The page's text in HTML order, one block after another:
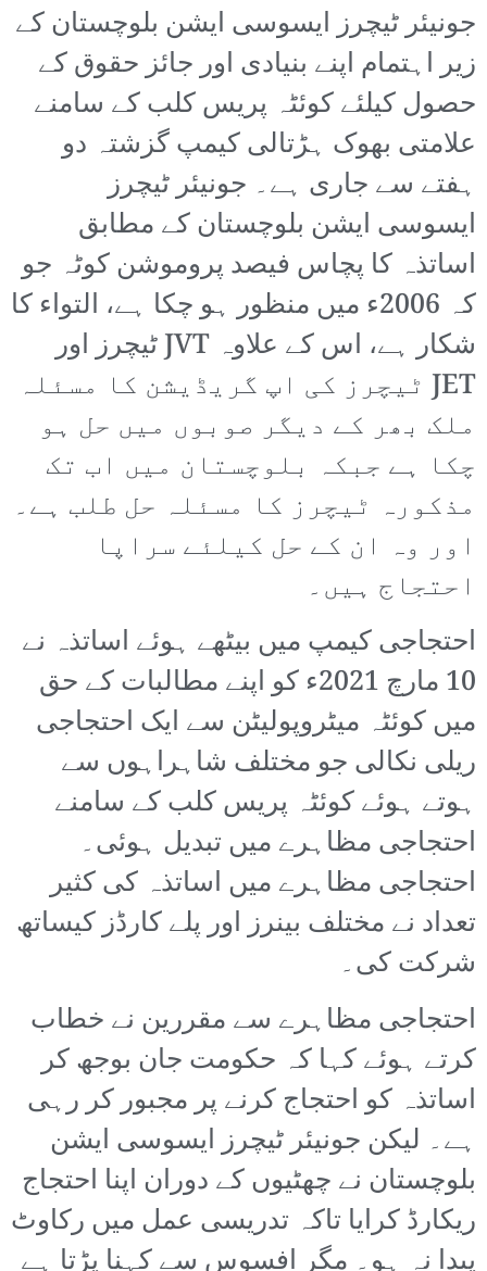
جونیئر ٹیچرز ایسوسی ایشن بلوچستان کے
زیر اہتمام اپنے بنیادی اور جائز حقوق کے
حصول کیلئے کوئٹہ پریس کلب کے سامنے
علامتی بھوک ہڑتالی کیمپ گزشتہ دو
ہفتے سے جاری ہے۔ جونیئر ٹیچرز
ایسوسی ایشن بلوچستان کے مطابق
اساتذہ کا پچاس فیصد پروموشن کوٹہ جو
کہ 2006ء میں منظور ہو چکا ہے، التواء کا
شکار ہے، اس کے علاوہ JVT ٹیچرز اور
JET ٹیچرز کی اپ گریڈیشن کا مسئلہ
ملک بھر کے دیگر صوبوں میں حل ہو
چکا ہے جبکہ بلوچستان میں اب تک
مذکورہ ٹیچرز کا مسئلہ حل طلب ہے۔
اور وہ ان کے حل کیلئے سراپا
احتجاج ہیں۔
احتجاجی کیمپ میں بیٹھے ہوئے اساتذہ نے
10 مارچ 2021ء کو اپنے مطالبات کے حق
میں کوئٹہ میٹروپولیٹن سے ایک احتجاجی
ریلی نکالی جو مختلف شاہراہوں سے
ہوتے ہوئے کوئٹہ پریس کلب کے سامنے
احتجاجی مظاہرے میں تبدیل ہوئی۔
احتجاجی مظاہرے میں اساتذہ کی کثیر
تعداد نے مختلف بینرز اور پلے کارڈز کیساتھ
شرکت کی۔
احتجاجی مظاہرے سے مقررین نے خطاب
کرتے ہوئے کہا کہ حکومت جان بوجھ کر
اساتذہ کو احتجاج کرنے پر مجبور کر رہی
ہے۔ لیکن جونیئر ٹیچرز ایسوسی ایشن
بلوچستان نے چھٹیوں کے دوران اپنا احتجاج
ریکارڈ کرایا تاکہ تدریسی عمل میں رکاوٹ